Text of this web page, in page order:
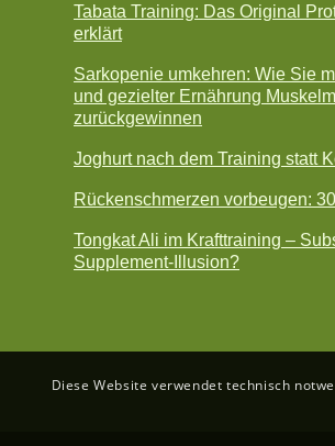
Tabata Training: Das Original
erklärt
Sarkopenie umkehren: Wie Sie
und gezielter Ernährung
zurückgewinnen
Joghurt nach dem Training statt
Rückenschmerzen vorbeugen:
Tongkat Ali im Krafttraining –
Supplement-Illusion?
Diese Website verwendet technisch